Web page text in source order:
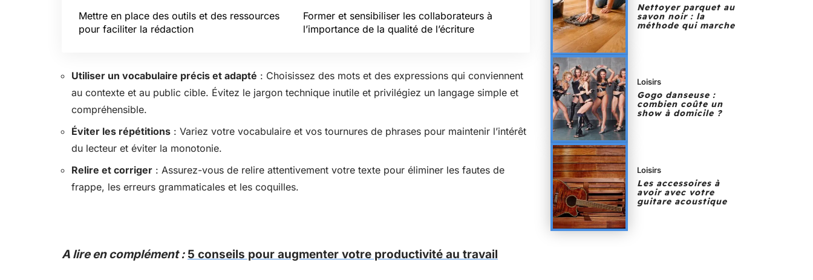
Mettre en place des outils et des ressources
pour faciliter la rédaction
Former et sensibiliser les collaborateurs à
l’importance de la qualité de l’écriture
Utiliser un vocabulaire précis et adapté : Choisissez des mots et des expressions qui conviennent
au contexte et au public cible. Évitez le jargon technique inutile et privilégiez un langage simple et
compréhensible.
Éviter les répétitions : Variez votre vocabulaire et vos tournures de phrases pour maintenir l’intérêt
du lecteur et éviter la monotonie.
Relire et corriger : Assurez-vous de relire attentivement votre texte pour éliminer les fautes de
frappe, les erreurs grammaticales et les coquilles.
A lire en complément : 5 conseils pour augmenter votre productivité au travail
Nettoyer parquet au
savon noir : la
méthode qui marche
Loisirs
Gogo danseuse :
combien coûte un
show à domicile ?
Loisirs
Les accessoires à
avoir avec votre
guitare acoustique